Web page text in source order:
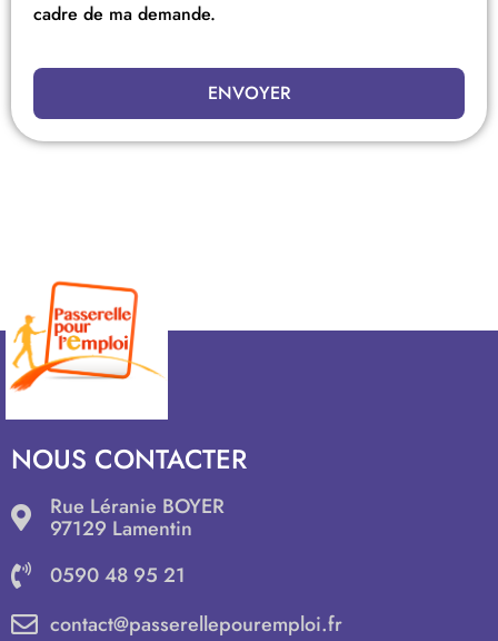
cadre de ma demande.
ENVOYER
NOUS CONTACTER
Rue Léranie BOYER
97129 Lamentin
0590 48 95 21
contact@passerellepouremploi.fr